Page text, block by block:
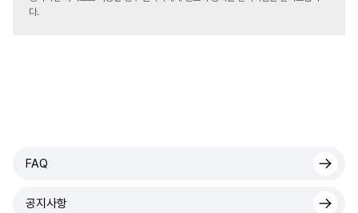
다.
FAQ
공지사항